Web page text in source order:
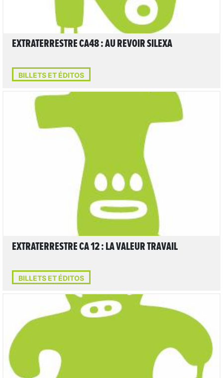
EXTRATERRESTRE CA48 : AU REVOIR SILEXA
BILLETS ET ÉDITOS
EXTRATERRESTRE CA 12 : LA VALEUR TRAVAIL
BILLETS ET ÉDITOS